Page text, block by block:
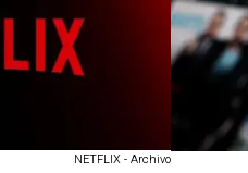
NETFLIX - Archivo